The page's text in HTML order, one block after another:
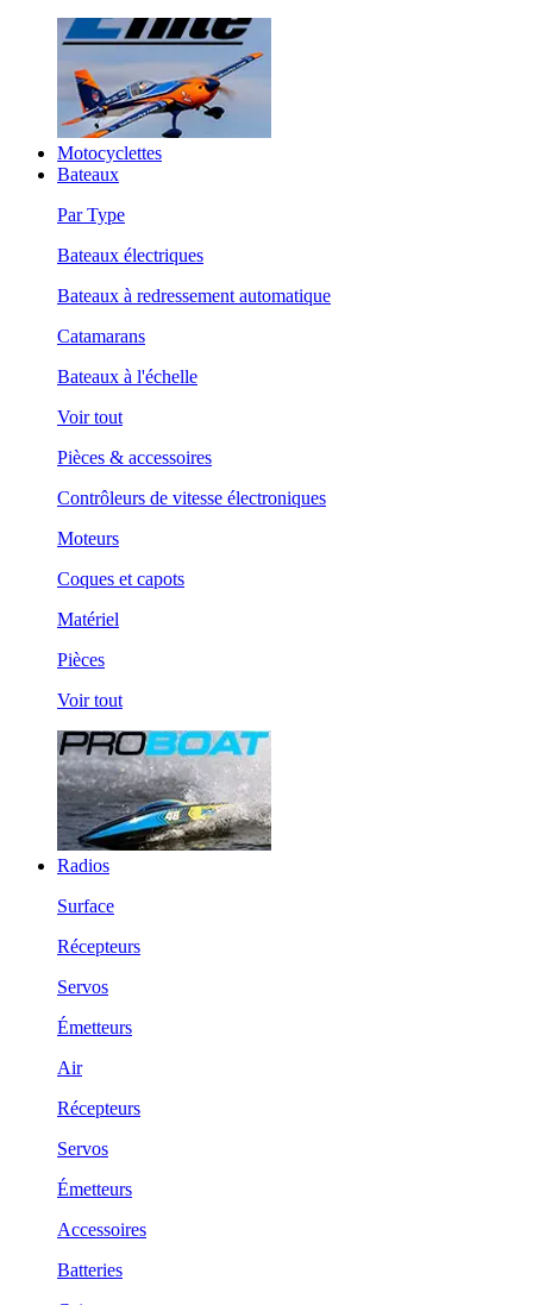
Motocyclettes
Bateaux
Par Type
Bateaux électriques
Bateaux à redressement automatique
Catamarans
Bateaux à l'échelle
Voir tout
Pièces & accessoires
Contrôleurs de vitesse électroniques
Moteurs
Coques et capots
Matériel
Pièces
Voir tout
Radios
Surface
Récepteurs
Servos
Émetteurs
Air
Récepteurs
Servos
Émetteurs
Accessoires
Batteries